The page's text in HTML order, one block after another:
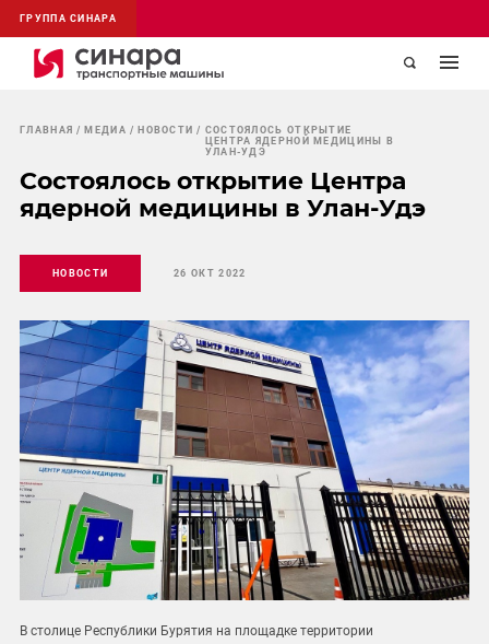
ГРУППА СИНАРА
ГЛАВНАЯ МЕДИА НОВОСТИ
СОСТОЯЛОСЬ ОТКРЫТИЕ
ЦЕНТРА ЯДЕРНОЙ МЕДИЦИНЫ В
УЛАН-УДЭ
Состоялось открытие Центра
ядерной медицины в Улан-Удэ
НОВОСТИ 26 ОКТ 2022
В столице Республики Бурятия на площадке территории